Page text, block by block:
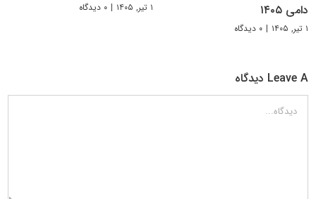
دامی ۱۴۰۵
۱ تیر, ۱۴۰۵ | ۰ دیدگاه
۱ تیر, ۱۴۰۵ | ۰ دیدگاه
Leave A دیدگاه
دیدگاه